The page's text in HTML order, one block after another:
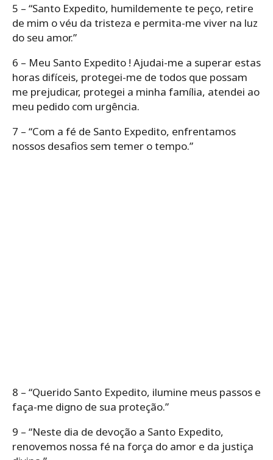
5 – “Santo Expedito, humildemente te peço, retire
de mim o véu da tristeza e permita-me viver na luz
do seu amor.”
6 – Meu Santo Expedito ! Ajudai-me a superar estas
horas difíceis, protegei-me de todos que possam
me prejudicar, protegei a minha família, atendei ao
meu pedido com urgência.
7 – “Com a fé de Santo Expedito, enfrentamos
nossos desafios sem temer o tempo.”
8 – “Querido Santo Expedito, ilumine meus passos e
faça-me digno de sua proteção.”
9 – “Neste dia de devoção a Santo Expedito,
renovemos nossa fé na força do amor e da justiça